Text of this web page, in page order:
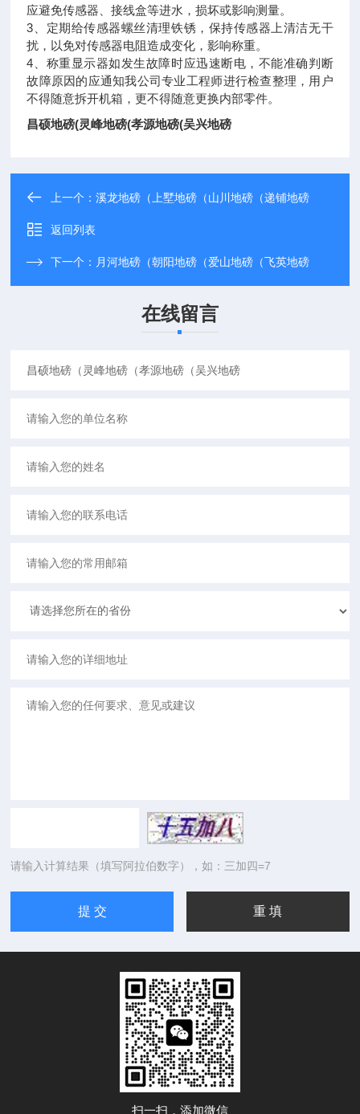
应避免传感器、接线盒等进水，损坏或影响测量。
3、定期给传感器螺丝清理铁锈，保持传感器上清洁无干
扰，以免对传感器电阻造成变化，影响称重。
4、称重显示器如发生故障时应迅速断电，不能准确判断
故障原因的应通知我公司专业工程师进行检查整理，用户
不得随意拆开机箱，更不得随意更换内部零件。
昌硕地磅(灵峰地磅(孝源地磅(吴兴地磅
上一个：溪龙地磅（上墅地磅（山川地磅（递铺地磅
返回列表
下一个： 月河地磅（朝阳地磅（爱山地磅（飞英地磅
在线留言
请输入计算结果（填写阿拉伯数字），如：三加四=7
扫一扫，添加微信